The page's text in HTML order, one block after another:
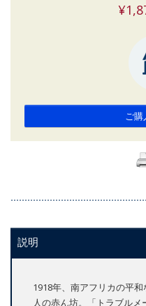
ご購
説明
1918年、南アフリカの平
人の赤ん坊。「トラブル